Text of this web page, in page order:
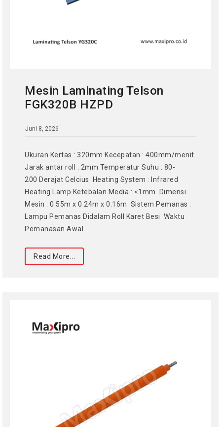
Mesin Laminating Telson
FGK320B HZPD
Juni 8, 2026
Ukuran Kertas : 320mm Kecepatan : 400mm/menit
Jarak antar roll : 2mm Temperatur Suhu : 80-
200 Derajat Celcius Heating System : Infrared
Heating Lamp Ketebalan Media : <1mm Dimensi
Mesin : 0.55m x 0.24m x 0.16m Sistem Pemanas :
Lampu Pemanas Didalam Roll Karet Besi Waktu
Pemanasan Awal.
Read More...